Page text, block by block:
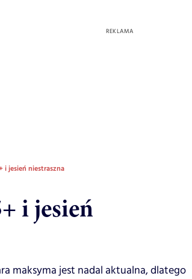
i jesień niestraszna
i jesień
maksyma jest nadal aktualna, dlatego